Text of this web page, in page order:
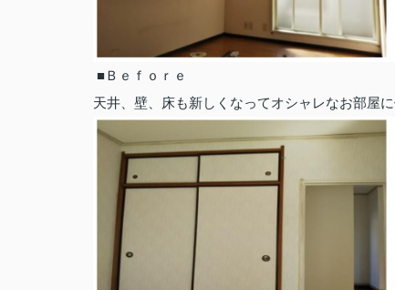
■Ｂｅｆｏｒ
天井、壁、床も新しくなってオシャレなお部屋